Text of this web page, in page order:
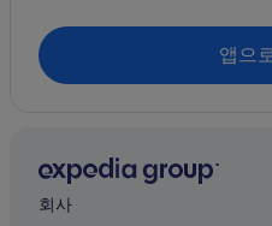
반월당역의 게스트하우스
동성로의 주차 가능 호텔
대구의 수영장이 있는 호텔
앱으
회사